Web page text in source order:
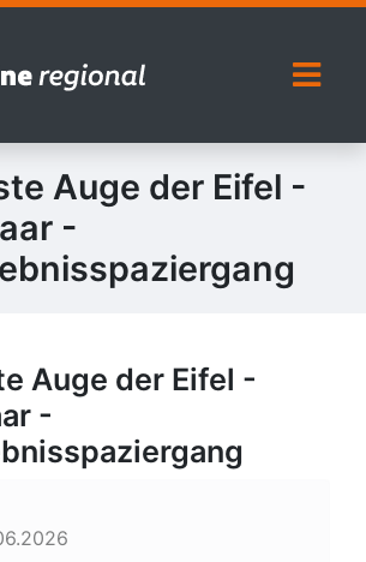
Auge der Eifel -
-
Auge der Eifel -
-